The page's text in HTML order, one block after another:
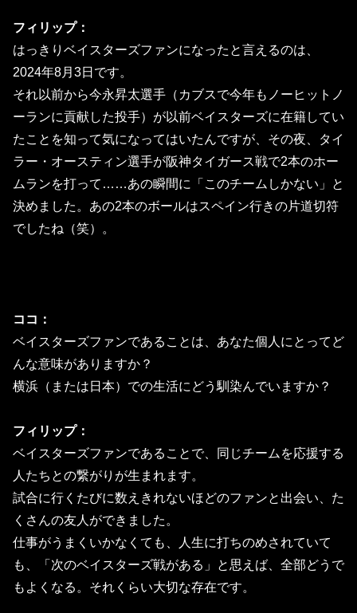
フィリップ：
はっきりベイスターズファンになったと言えるのは、
2024年8月3日です。
それ以前から今永昇太選手（カブスで今年もノーヒットノ
ーランに貢献した投手）が以前ベイスターズに在籍してい
たことを知って気になってはいたんですが、その夜、タイ
ラー・オースティン選手が阪神タイガース戦で2本のホー
ムランを打って……あの瞬間に「このチームしかない」と
決めました。あの2本のボールはスペイン行きの片道切符
でしたね（笑）。
ココ：
ベイスターズファンであることは、あなた個人にとってど
んな意味がありますか？
横浜（または日本）での生活にどう馴染んでいますか？
フィリップ：
ベイスターズファンであることで、同じチームを応援する
人たちとの繋がりが生まれます。
試合に行くたびに数えきれないほどのファンと出会い、た
くさんの友人ができました。
仕事がうまくいかなくても、人生に打ちのめされていて
も、「次のベイスターズ戦がある」と思えば、全部どうで
もよくなる。それくらい大切な存在です。